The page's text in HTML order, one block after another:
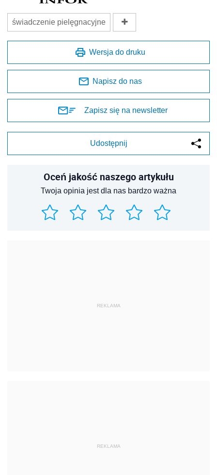
świadczenie pielęgnacyjne
Wersja do druku
Napisz do nas
Zapisz się na newsletter
Udostępnij
Oceń jakość naszego artykułu
Twoja opinia jest dla nas bardzo ważna
REKLAMA
REKLAMA